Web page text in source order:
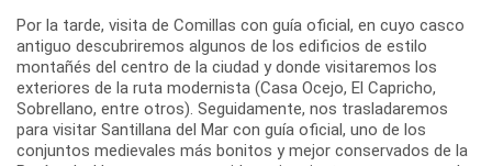
Por la tarde, visita de Comillas con guía oficial, en cuyo casco
antiguo descubriremos algunos de los edificios de estilo
montañés del centro de la ciudad y donde visitaremos los
exteriores de la ruta modernista (Casa Ocejo, El Capricho,
Sobrellano, entre otros). Seguidamente, nos trasladaremos
para visitar Santillana del Mar con guía oficial, uno de los
conjuntos medievales más bonitos y mejor conservados de la